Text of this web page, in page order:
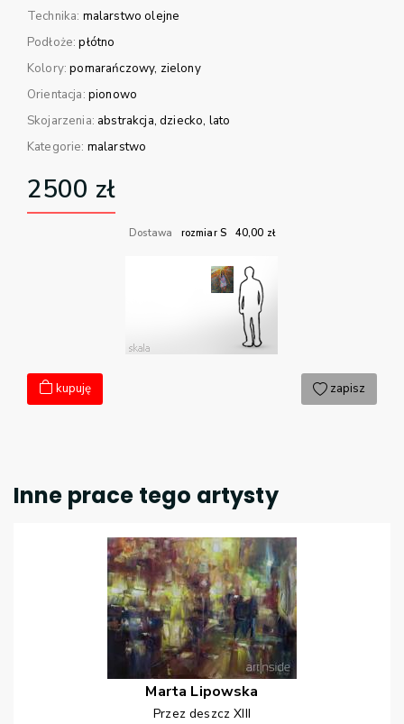
Technika: malarstwo olejne
Podłoże:płótno
Kolory:pomarańczowy zielony
Orientacja: pionowo
Skojarzenia: abstrakcja dziecko lato
Kategorie: malarstwo
2500 zł
Dostawa rozmiar S 40,00 zł
kupuję zapisz
Inne prace tego artysty
Marta Lipowska
Przez deszcz XIII